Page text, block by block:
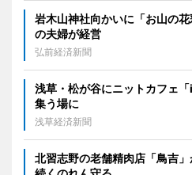
岩木山神社向かいに「お山の
の夫婦が経営
弘前経済新聞
浅草・松が谷にニットカフ
集う場に
浅草経済新聞
北習志野の老舗精肉店「鳥吉